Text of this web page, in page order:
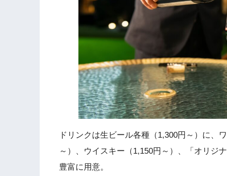
ドリンクは生ビール各種（1,300円～）に、
～）、ウイスキー（1,150円～）、「オリジ
豊富に用意。